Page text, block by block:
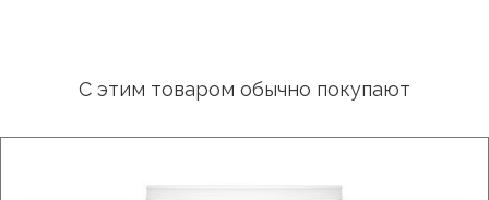
С этим товаром обычно покупают